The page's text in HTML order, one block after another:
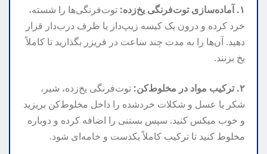
۱. آماده‌سازی توت‌فرنگی یخ‌زده:
توت‌فرنگی‌ها را شسته،
خرد کرده و درون یک کیسه زیپ‌دار یا ظرف درب‌دار قرار
دهید. آن‌ها را به مدت چند ساعت در فریزر بگذارید تا کاملاً
یخ بزنند.
۲. ترکیب مواد در مخلوط‌کن:
توت‌فرنگی یخ‌زده، شیر،
شکر یا عسل و شکلات خردشده را داخل مخلوط‌کن بریزید
و خوب میکس کنید. سپس بستنی را اضافه کرده و دوباره
مخلوط کنید تا ترکیب کاملاً یکدست و خامه‌ای شود.